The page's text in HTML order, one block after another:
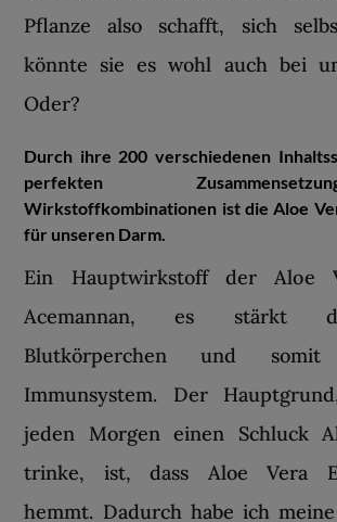
Pflanze also schafft, sich
könnte sie es wohl auch bei
Oder?
Durch ihre 200 verschiedenen
perfekten
Wirkstoffkombinationen ist die Aloe
für unseren Darm.
Ein Hauptwirkstoff der Aloe
Acemannan, es stärkt
Blutkörperchen und
Immunsystem. Der
jeden Morgen einen Schluck
trinke, ist, dass Aloe Vera
hemmt. Dadurch habe ich